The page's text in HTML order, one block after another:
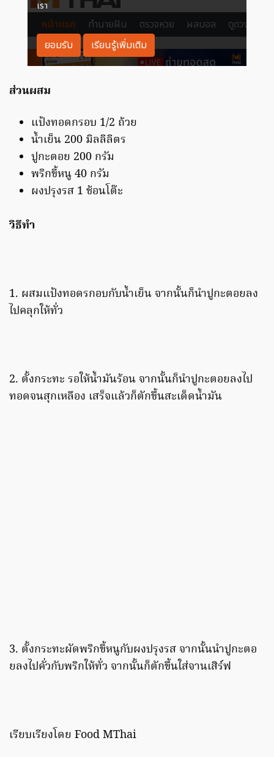
ส่วนผสม
แป้งทอดกรอบ 1/2 ถ้วย
น้ำเย็น 200 มิลลิลิตร
ปูกะตอย 200 กรัม
พริกขี้หนู 40 กรัม
ผงปรุงรส 1 ช้อนโต๊ะ
วิธีทำ
1. ผสมแป้งทอดรกอบกับน้ำเย็น จากนั้นก็นำปูกะตอยลง
ไปคลุกให้ทั่ว
2. ตั้งกระทะ รอให้น้ำมันร้อน จากนั้นก็นำปูกะตอยลงไป
ทอดจนสุกเหลือง เสร็จแล้วก็ตักขึ้นสะเด็ดน้ำมัน
3. ตั้งกระทะผัดพริกขี้หนูกับผงปรุงรส จากนั้นนำปูกะตอ
ยลงไปคั่วกับพริกให้ทั่ว จากนั้นก็ตักขึ้นใส่จานเสิร์ฟ
เรียบเรียงโดย Food MThai